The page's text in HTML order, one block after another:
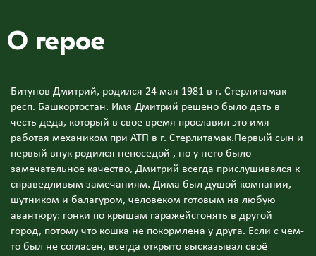
О герое
Битунов Дмитрий, родился 24 мая 1981 в г. Стерлитамак
респ. Башкортостан. Имя Дмитрий решено было дать в
честь деда, который в свое время прославил это имя
работая механиком при АТП в г. Стерлитамак.Первый сын и
первый внук родился непоседой , но у него было
замечательное качество, Дмитрий всегда прислушивался к
справедливым замечаниям. Дима был душой компании,
шутником и балагуром, человеком готовым на любую
авантюру: гонки по крышам гаражейсгонять в другой
город, потому что кошка не покормлена у друга. Если с чем-
то был не согласен, всегда открыто высказывал своё